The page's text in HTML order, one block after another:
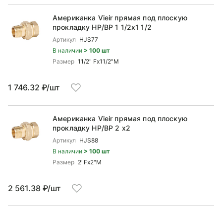
Американка Vieir прямая под плоскую
прокладку НР/ВР 1 1/2x1 1/2
Артикул HJS77
В наличии > 100 шт
Размер 11/2" Fx11/2"M
1 746.32 ₽/шт
Американка Vieir прямая под плоскую
прокладку НР/ВР 2 x2
Артикул HJS88
В наличии > 100 шт
Размер 2"Fx2"M
2 561.38 ₽/шт